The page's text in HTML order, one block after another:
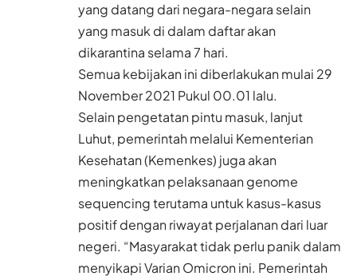
yang datang dari negara-negara selain
yang masuk di dalam daftar akan
dikarantina selama 7 hari.
Semua kebijakan ini diberlakukan mulai 29
November 2021 Pukul 00.01 lalu.
Selain pengetatan pintu masuk, lanjut
Luhut, pemerintah melalui Kementerian
Kesehatan (Kemenkes) juga akan
meningkatkan pelaksanaan genome
sequencing terutama untuk kasus-kasus
positif dengan riwayat perjalanan dari luar
negeri. “Masyarakat tidak perlu panik dalam
menyikapi Varian Omicron ini. Pemerintah